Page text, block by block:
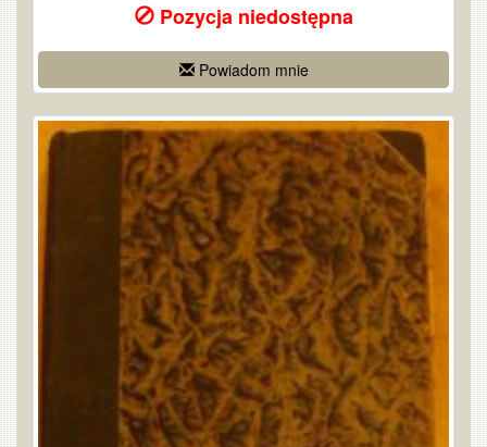
Pozycja niedostępna
Powiadom mnie